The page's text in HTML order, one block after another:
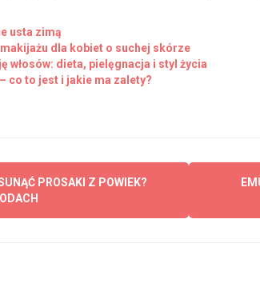
usta zimą
dla kobiet o suchej skórze
włosów: dieta, pielęgnacja i styl życia
co to jest i jakie ma zalety?
PROSAKI Z POWIEK?